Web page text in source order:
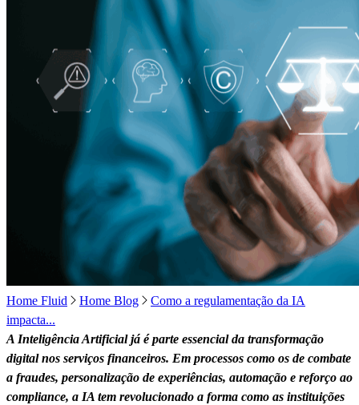
Home Fluid Home Blog
Como a regulamentação da IA
impacta...
A Inteligência Artificial já é parte essencial da transformação
digital nos serviços financeiros. Em processos como os de combate
a fraudes, personalização de experiências, automação e reforço ao
compliance, a IA tem revolucionado a forma como as instituições